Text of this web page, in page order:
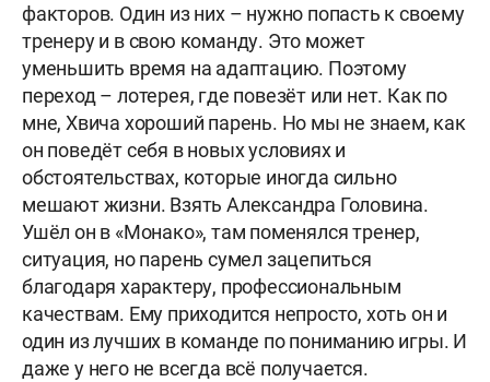
факторов. Один из них – нужно попасть к своему
тренеру и в свою команду. Это может
уменьшить время на адаптацию. Поэтому
переход – лотерея, где повезёт или нет. Как по
мне, Хвича хороший парень. Но мы не знаем, как
он поведёт себя в новых условиях и
обстоятельствах, которые иногда сильно
мешают жизни. Взять Александра Головина.
Ушёл он в «Монако», там поменялся тренер,
ситуация, но парень сумел зацепиться
благодаря характеру, профессиональным
качествам. Ему приходится непросто, хоть он и
один из лучших в команде по пониманию игры. И
даже у него не всегда всё получается.